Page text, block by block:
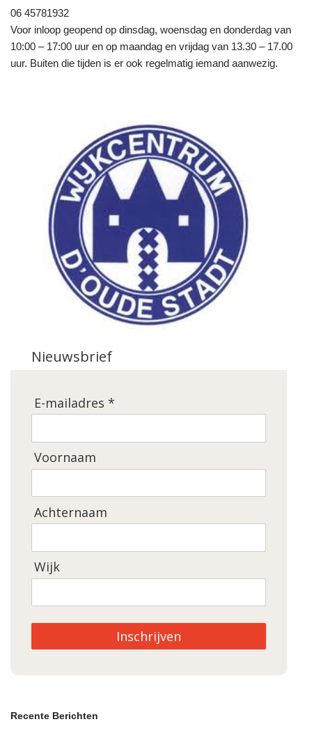
06 45781932
Voor inloop geopend op dinsdag, woensdag en donderdag van
10:00 – 17:00 uur en op maandag en vrijdag van 13.30 – 17.00
uur. Buiten die tijden is er ook regelmatig iemand aanwezig.
Nieuwsbrief
E-mailadres *
Voornaam
Achternaam
Wijk
Inschrijven
Recente Berichten